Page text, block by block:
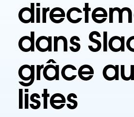
dans
grâce
listes